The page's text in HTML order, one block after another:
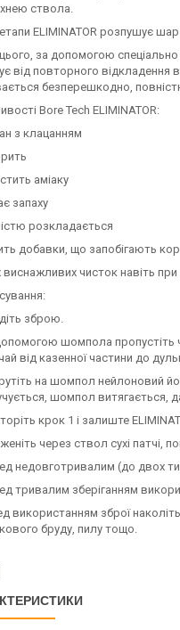
ствола.
ELIMINATOR розпушує
за допомогою спеціально
від повторного відкладення
безперешкодно,
Bore Tech ELIMINATOR:
з клацанням
аміаку
запаху
розкладається
добавки, що запобігають
виснажливих чисток навіть
зброю.
шомпола пропустіть
від казенної частини до
на шомпол нейлоновий
шомпол витягається,
крок 1 і залиште
через ствол сухі патчі,
недовготривалим (до двох
тривалим зберіганням
використанням зброї
бруду, пилу тощо.